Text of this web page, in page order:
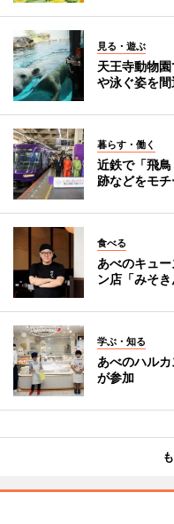
見る・遊ぶ
天王寺動物
や泳ぐ姿を
暮らす・働く
近鉄で「飛
跡などをモチ
食べる
あべのキュ
ン店「みそ
学ぶ・知る
あべのハル
が参加